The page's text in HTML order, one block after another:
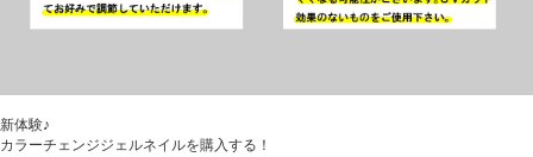
新体験♪
カラーチェンジジェルネイルを購入する！